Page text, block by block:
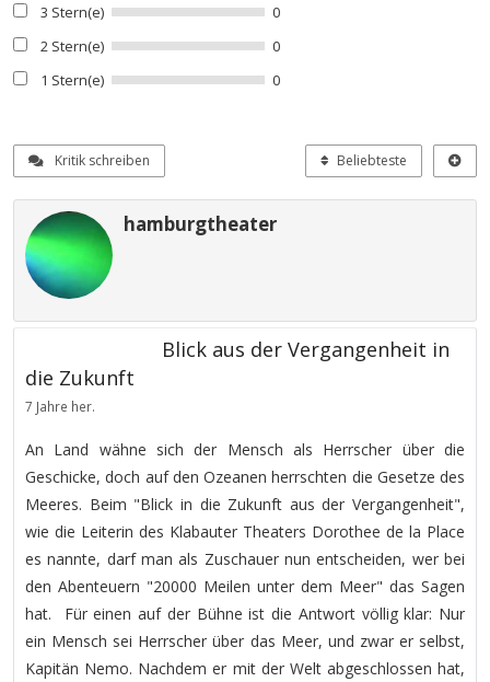
3 Stern(e)
0
2 Stern(e)
0
1 Stern(e)
0
Kritik schreiben Beliebteste
hamburgtheater
Blick aus der Vergangenheit in
die Zukunft
7 Jahre her.
An Land wähne sich der Mensch als Herrscher über die
Geschicke, doch auf den Ozeanen herrschten die Gesetze des
Meeres. Beim "Blick in die Zukunft aus der Vergangenheit",
wie die Leiterin des Klabauter Theaters Dorothee de la Place
es nannte, darf man als Zuschauer nun entscheiden, wer bei
den Abenteuern "20000 Meilen unter dem Meer" das Sagen
hat. Für einen auf der Bühne ist die Antwort völlig klar: Nur
ein Mensch sei Herrscher über das Meer, und zwar er selbst,
Kapitän Nemo. Nachdem er mit der Welt abgeschlossen hat,